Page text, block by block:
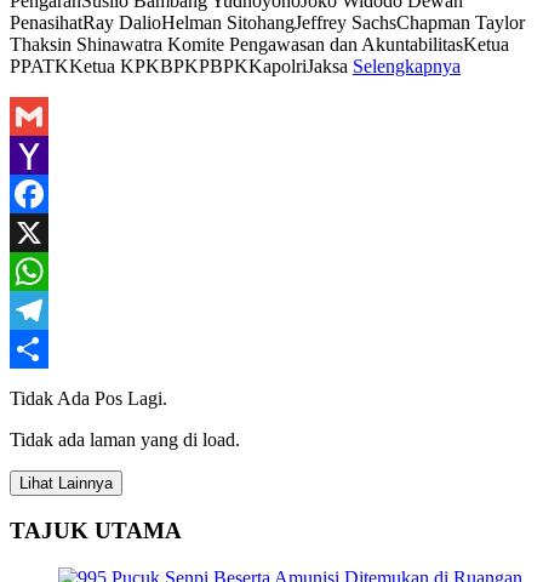
Penasihat​​​​​​Ray DalioHelman SitohangJeffrey SachsChapman Taylor​​​​​​​
Thaksin Shinawatra Komite Pengawasan dan AkuntabilitasKetua
PPATKKetua KPK​​​​​​​BPKP​​​​​​​BPKKapolriJaksa Selengkapnya
Gmail
Yahoo
Mail
Facebook
X
WhatsApp
Telegram
Share
Tidak Ada Pos Lagi.
Tidak ada laman yang di load.
Lihat Lainnya
TAJUK UTAMA